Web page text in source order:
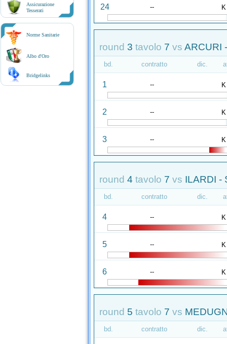
Assicurazione
Tesserati
Norme Sanitarie
Albo d'Oro
Bridgelinks
24 -- K
round 3 tavolo 7 vs ARCURI
bd. contratto dic.
1 -- K
2 -- K
3 -- K
round 4 tavolo 7 vs ILARDI -
bd. contratto dic.
4 -- K
5 -- K
6 -- K
round 5 tavolo 7 vs
bd. contratto dic.